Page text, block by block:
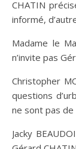
CHATIN
informé,
Madame le
n’invite pas
Christopher
questions
ne sont pas de
Jacky